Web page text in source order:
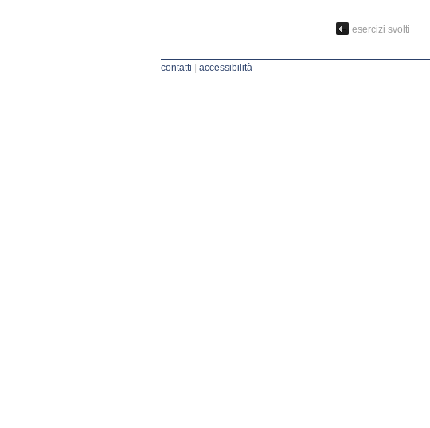
esercizi svolti
contatti | accessibilità